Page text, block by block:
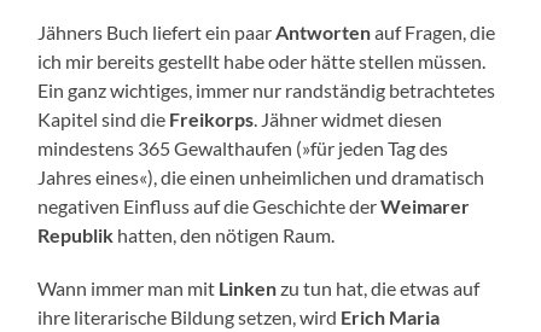
Jähners Buch liefert ein paar Antwortenauf Fragen, die
ich mir bereits gestellt habe oder hätte stellen müssen.
Ein ganz wichtiges, immer nur randständig betrachtetes
Kapitel sind die Freikorps . Jähner widmet diesen
mindestens 365 Gewalthaufen (»für jeden Tag des
Jahres eines«), die einen unheimlichen und dramatisch
negativen Einfluss auf die Geschichte derWeimarer
Republik hatten, den nötigen Raum.
Wann immer man mit Linkenzu tun hat, die etwas auf
ihre literarische Bildung setzen, wird Erich Maria